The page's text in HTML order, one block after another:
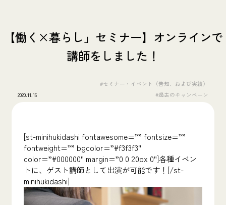
【働く×暮らし」セミナー】オンラインで
講師をしました！
2020.11.16
#セミナー・イベント（告知、および実績）
#過去のキャンペーン
[st-minihukidashi fontawesome=”” fontsize=””
fontweight=”” bgcolor=”#f3f3f3″
color=”#000000″ margin=”0 0 20px 0″]各種イベン
トに、ゲスト講師として出演が可能です！[/st-
minihukidashi]